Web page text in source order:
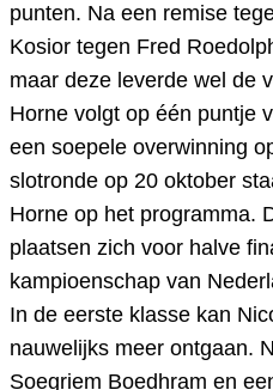
punten. Na een remise
Kosior tegen Fred
maar deze leverde wel de
Horne volgt op één puntje
een soepele overwinning
slotronde op 20 oktober
Horne op het programma.
plaatsen zich voor halve
kampioenschap van
In de eerste klasse kan
nauwelijks meer ontgaan.
Soegriem Boedhram en